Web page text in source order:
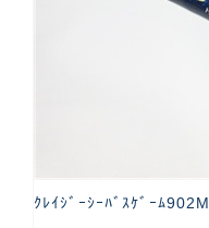
ｸﾚｲｼﾞｰｼｰﾊﾞｽｹﾞｰﾑ902M